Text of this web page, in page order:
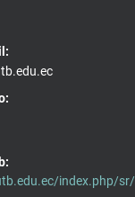
index.php/sr/